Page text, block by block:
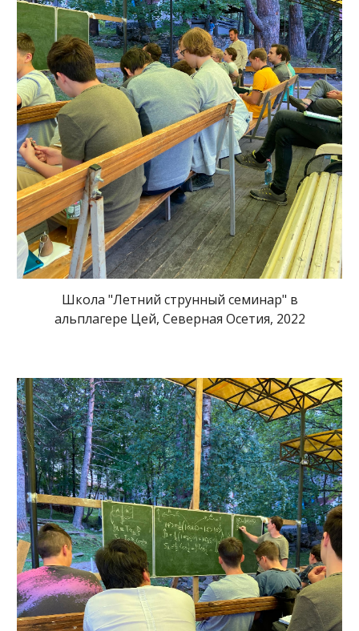
Школа "Летний струнный семинар" в
альплагере Цей, Северная Осетия, 2022